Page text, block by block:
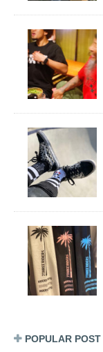
POPULAR POST